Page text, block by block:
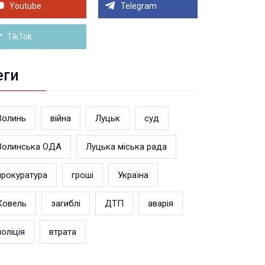
простір. ВІДЕО
Більше новин
Youtube Telegram
TikTok
війна Луцьк суд
ОДА Луцька міська рада
гроші Україна
загиблі ДТП аварія
втрата